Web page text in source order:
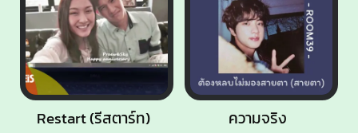
ความจริง
Restart (รีสตาร์ท)